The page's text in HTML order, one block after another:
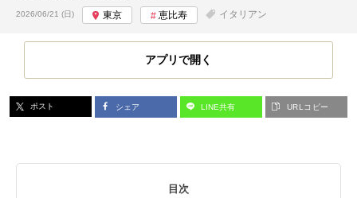
投稿日:
2026/06/21 (日) 東京 恵比寿 イタリアン
アプリで開く
ポスト シェア LINE共有 URLコピー
目次